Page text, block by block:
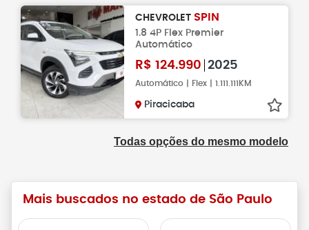
CHEVROLET SPIN
1.8 4P Flex Premier
Automático
R$ 124.990 2025
Automático | Flex | 1.111.111KM
Piracicaba
Todas opções do mesmo modelo
Mais buscados no estado de São Paulo